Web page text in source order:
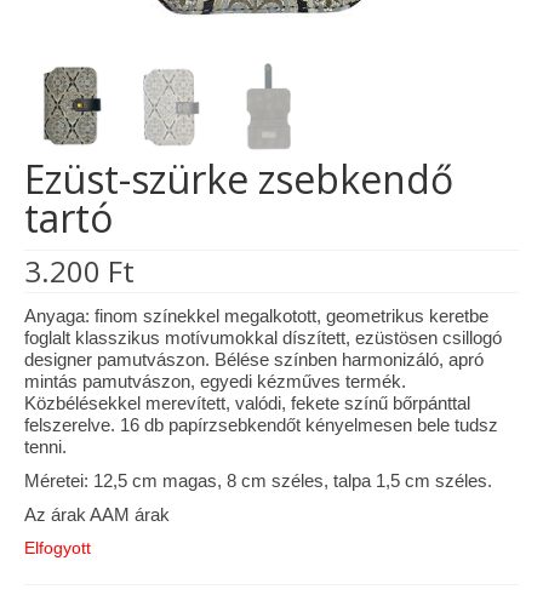
Tolltartók
Mobiltelefon tartók
Tote bag
Piactér
Kosár
Galéria
Hasznos információk
Vásárok, ahol velem is találkozhattál…
Alapanyagok, kellékek
A termékek tisztítása
Ezüst-szürke zsebkendő
tartó
3.200 Ft
Anyaga: finom színekkel megalkotott, geometrikus keretbe
foglalt klasszikus motívumokkal díszített, ezüstösen csillogó
designer pamutvászon. Bélése színben harmonizáló, apró
mintás pamutvászon, egyedi kézműves termék.
Közbélésekkel merevített, valódi, fekete színű bőrpánttal
felszerelve. 16 db papírzsebkendőt kényelmesen bele tudsz
tenni.
Méretei: 12,5 cm magas, 8 cm széles, talpa 1,5 cm széles.
Az árak AAM árak
Elfogyott